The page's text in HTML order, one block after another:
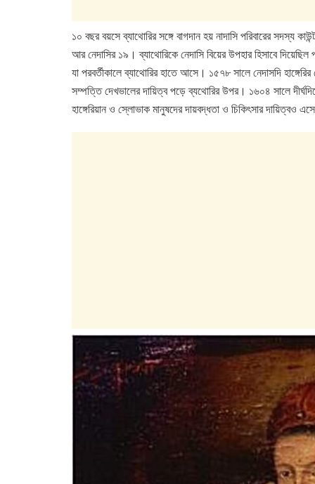
১০ বছর বয়সে ব্যাথোরির সঙ্গে বাগদান হয় নাদাসি পরিবারের সদস্য
আর নেদাসির ১৯। ব্যাথোরিকে নেদাসি বিয়ের উপহার হিসাবে
যা পরবর্তীকালে ব্যাথোরির হাতে আসে। ১৫৭৮ সালে নেদাসদি
সম্পত্তি দেখভালের দায়িত্ব পড়ে ব্যথোরির উপর। ১৬০৪ সালে
হাঙ্গেরিয়ান ও স্লোভাক মানুষদের দায়বদ্ধতা ও চিকিৎসার